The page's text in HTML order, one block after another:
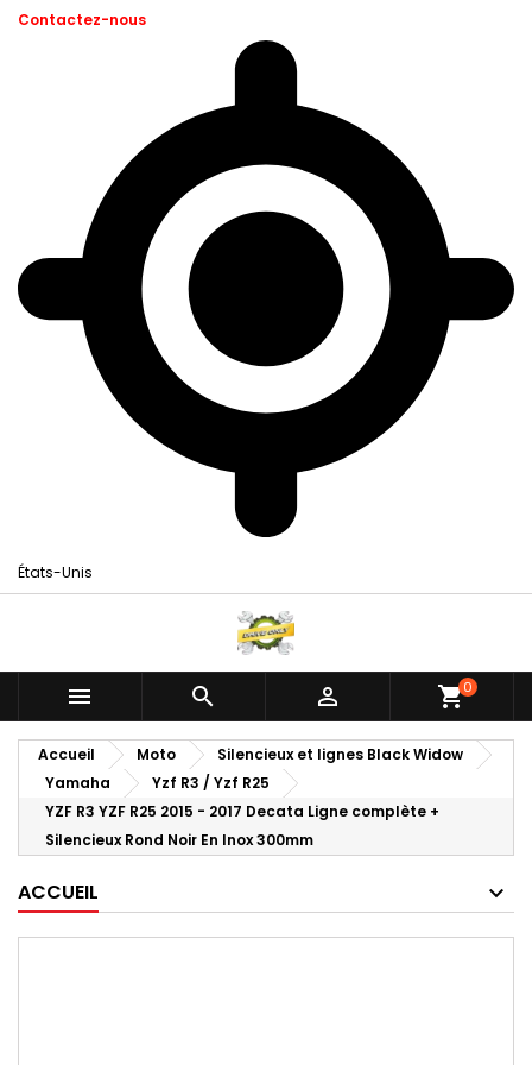
Contactez-nous
États-Unis
   shopping_cart0
Accueil Moto
Silencieux et lignes Black Widow
Yamaha
Yzf R3 / Yzf R25
YZF R3 YZF R25 2015 - 2017 Decata Ligne complète +
Silencieux Rond Noir En Inox 300mm
ACCUEIL